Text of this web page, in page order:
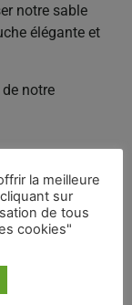
notre sable
élégante et
notre
fournir des
la meilleure
sur
de tous
cookies"